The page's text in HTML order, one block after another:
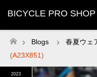
BICYCLE PRO SHOP
ホーム
Blogs 春夏ウェ
(A23X851)
2023